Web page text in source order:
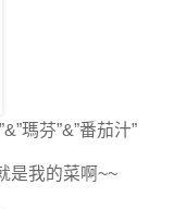
”&”瑪芬”&”番茄汁”
是我的菜啊~~